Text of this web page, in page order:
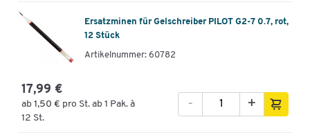
Ersatzminen für Gelschreiber PILOT G2-7 0.7, rot,
12 Stück
Artikelnummer: 60782
17,99 €
ab 1,50 € pro St. ab 1 Pak. à
12 St.
+
-